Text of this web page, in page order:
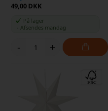
49,00 DKK
På lager
-Afsendes mandag
- +